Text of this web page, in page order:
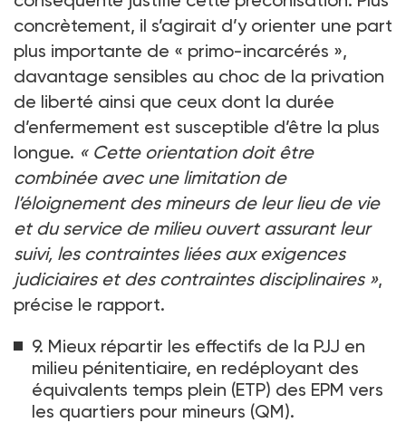
concrètement, il s’agirait d’y orienter une part
plus importante de « primo-incarcérés »,
davantage sensibles au choc de la privation
de liberté ainsi que ceux dont la durée
d’enfermement est susceptible d’être la plus
longue. « Cette orientation doit être
combinée avec une limitation de
l’éloignement des mineurs de leur lieu de vie
et du service de milieu ouvert assurant leur
suivi, les contraintes liées aux exigences
judiciaires et des contraintes disciplinaires »,
précise le rapport.
9. Mieux répartir les effectifs de la PJJ en
milieu pénitentiaire, en redéployant des
équivalents temps plein (ETP) des EPM vers
les quartiers pour mineurs (QM).